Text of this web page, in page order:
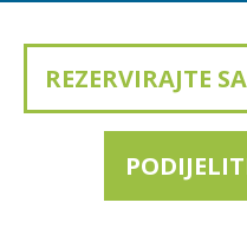
REZERVIRAJTE